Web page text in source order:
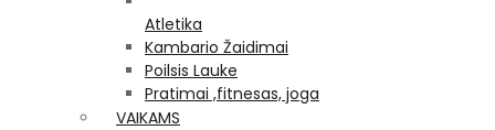
Atletika
Kambario Žaidimai
Poilsis Lauke
Pratimai ,fitnesas, joga
VAIKAMS